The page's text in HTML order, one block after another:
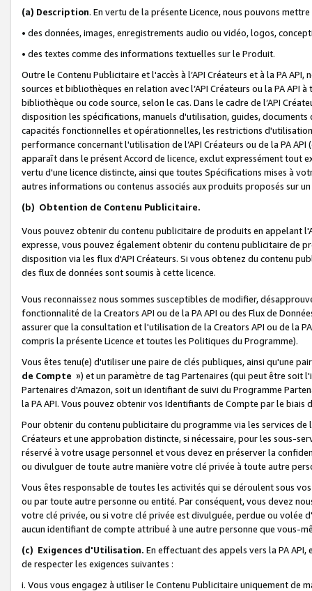
(a) Description. En vertu de la présente Licence, nous pouvons
• des données, images, enregistrements audio ou vidéo, logos,
• des textes comme des informations textuelles sur le Produit.
Outre le Contenu Publicitaire et l'accès à l’API Créateurs et à la PA
sources et bibliothèques en relation avec l’API Créateurs ou la PA
bibliothèque ou code source, selon le cas. Dans le cadre de l’API
disposition les spécifications, manuels d'utilisation, guides,
capacités fonctionnelles et opérationnelles, les restrictions
performance concernant l'utilisation de l’API Créateurs ou de la PA
apparaît dans le présent Accord de licence, exclut expressément tout
vertu d'une licence distincte, ainsi que toutes Spécifications mises à
autres informations ou contenus associés aux produits proposés sur
(b) Obtention de Contenu Publicitaire.
Vous pouvez obtenir du contenu publicitaire de produits en appelant
expresse, vous pouvez également obtenir du contenu publicitaire de
disposition via les flux d'API Créateurs. Si vous obtenez du contenu
des flux de données sont soumis à cette licence.
Vous reconnaissez nous sommes susceptibles de modifier,
fonctionnalité de la Creators API ou de la PA API ou des Flux de
assurer que la consultation et l'utilisation de la Creators API ou de la
compris la présente Licence et toutes les Politiques du Programme).
Vous êtes tenu(e) d'utiliser une paire de clés publiques, ainsi qu'une
de Compte ») et un paramètre de tag Partenaires (qui peut être soit
Partenaires d'Amazon, soit un identifiant de suivi du Programme
la PA API. Vous pouvez obtenir vos Identifiants de Compte par le biais
Pour obtenir du contenu publicitaire du programme via les services
Créateurs et une approbation distincte, si nécessaire, pour les sous-
réservé à votre usage personnel et vous devez en préserver la
ou divulguer de toute autre manière votre clé privée à toute autre
Vous êtes responsable de toutes les activités qui se déroulent sous
ou par toute autre personne ou entité. Par conséquent, vous devez
votre clé privée, ou si votre clé privée est divulguée, perdue ou volée
aucun identifiant de compte attribué à une autre personne que vous-
(c) Exigences d'Utilisation. En effectuant des appels vers la PA
de respecter les exigences suivantes :
i. Vous vous engagez à utiliser le Contenu Publicitaire uniquement de